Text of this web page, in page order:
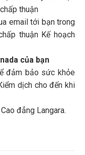
thuận
email tới bạn trong
thuận Kế hoạch
của bạn
đảm bảo sức khỏe
dịch cho đến khi
đẳng Langara.